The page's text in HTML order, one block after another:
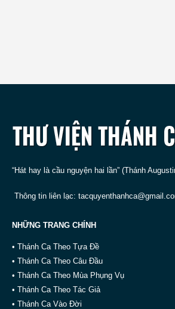
“Hát hay là cầu nguyện hai lần” (Thánh
Thông tin liên lạc:
NHỮNG TRANG CHÍNH
• Thánh Ca Theo Tựa Đề
• Thánh Ca Theo Câu Đầu
• Thánh Ca Theo Mùa Phụng Vụ
• Thánh Ca Theo Tác Giả
• Thánh Ca Vào Đời